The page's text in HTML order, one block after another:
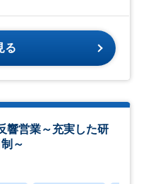
る
営業～充実した研
～